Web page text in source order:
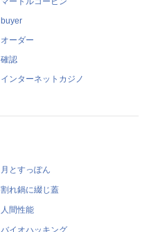
buyer
オーダー
確認
インターネットカジノ
月とすっぽん
割れ鍋に綴じ蓋
人間性能
バイオハッキング